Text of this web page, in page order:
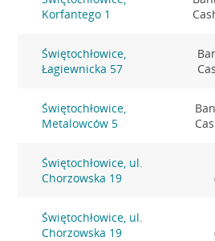
Korfantego 1
Świętochłowice,
Łagiewnicka 57
Świętochłowice,
Metalowców 5
Świętochłowice, ul.
Chorzowska 19
Świętochłowice, ul.
Chorzowska 19